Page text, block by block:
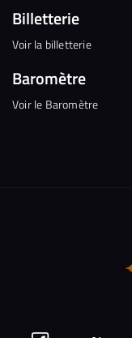
Billetterie
Voir la billetterie
Baromètre
Voir le Baromètre